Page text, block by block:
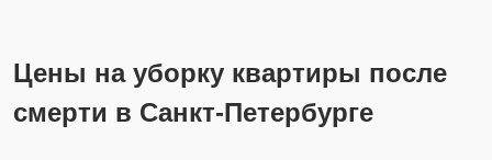
Цены на уборку квартиры после
смерти в Санкт-Петербурге